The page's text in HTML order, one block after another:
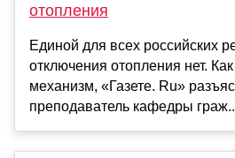
отопления
Единой для всех российских
отключения отопления нет.
механизм, «Газете. Ru»
преподаватель кафедры